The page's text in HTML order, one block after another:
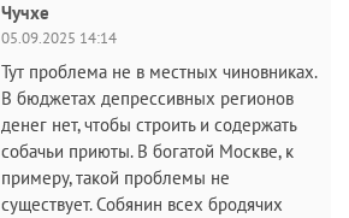
Чучхе
05.09.2025 14:14
Тут проблема не в местных чиновниках.
В бюджетах депрессивных регионов
денег нет, чтобы строить и содержать
собачьи приюты. В богатой Москве, к
примеру, такой проблемы не
существует. Собянин всех бродячих